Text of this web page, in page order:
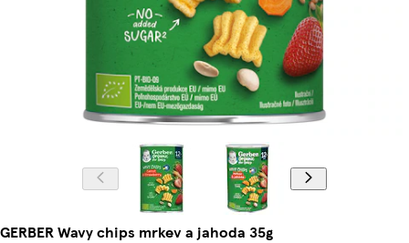
GERBER Wavy chips mrkev a jahoda 35g